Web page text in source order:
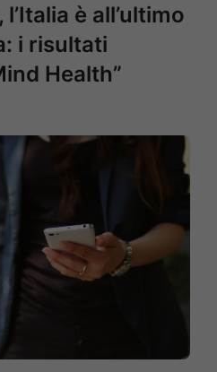
è all’ultimo
i risultati
Health”